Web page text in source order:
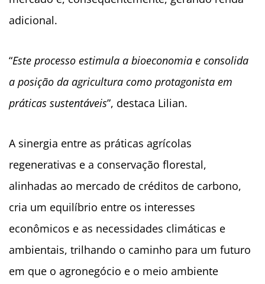
adicional.
“Este processo estimula a bioeconomia e consolida
a posição da agricultura como protagonista em
práticas sustentáveis”, destaca Lilian.
A sinergia entre as práticas agrícolas
regenerativas e a conservação florestal,
alinhadas ao mercado de créditos de carbono,
cria um equilíbrio entre os interesses
econômicos e as necessidades climáticas e
ambientais, trilhando o caminho para um futuro
em que o agronegócio e o meio ambiente